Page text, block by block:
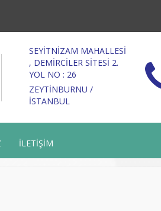
SEYİTNİZAM MAHALLESİ
, DEMİRCİLER SİTESİ 2.
YOL NO : 26
ZEYTİNBURNU /
İSTANBUL
İLETİŞİM